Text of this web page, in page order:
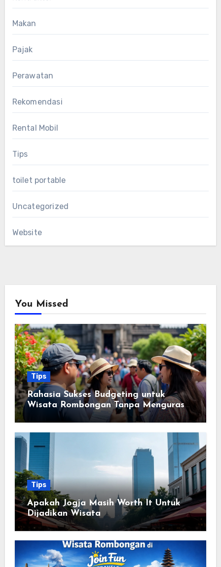
Makan
Pajak
Perawatan
Rekomendasi
Rental Mobil
Tips
toilet portable
Uncategorized
Website
You Missed
Tips
Rahasia Sukses Budgeting untuk
Wisata Rombongan Tanpa Menguras
Kantong
Tips
Apakah Jogja Masih Worth It Untuk
Dijadikan Wisata